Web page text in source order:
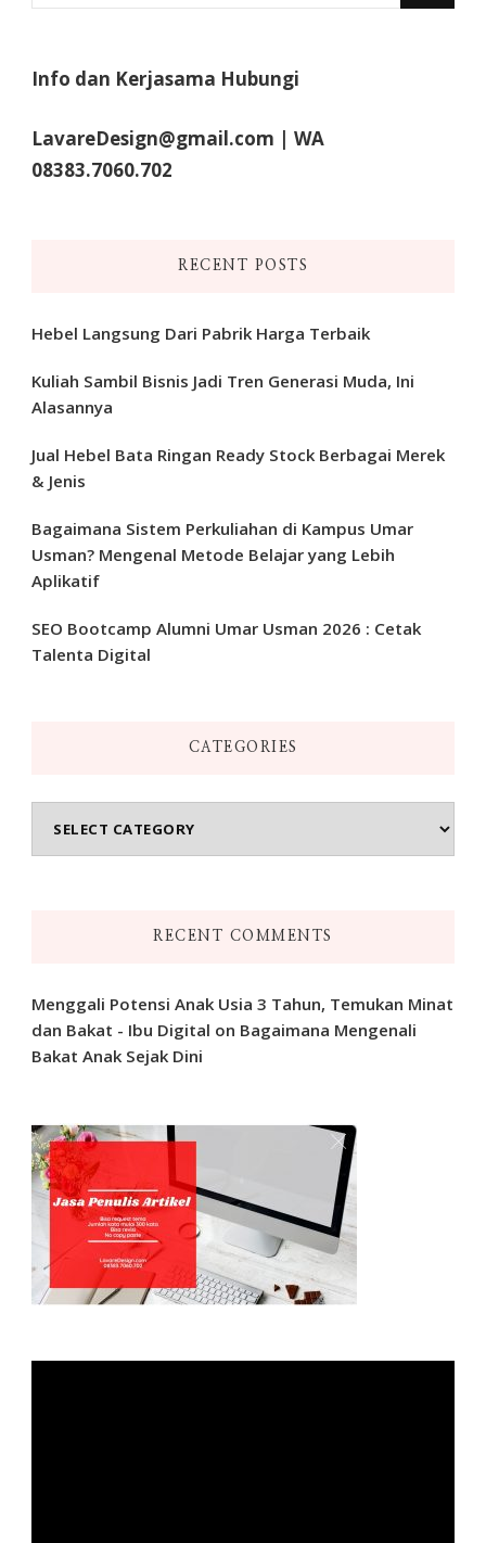
Info dan Kerjasama Hubungi
LavareDesign@gmail.com | WA
08383.7060.702
RECENT POSTS
Hebel Langsung Dari Pabrik Harga Terbaik
Kuliah Sambil Bisnis Jadi Tren Generasi Muda, Ini
Alasannya
Jual Hebel Bata Ringan Ready Stock Berbagai Merek
& Jenis
Bagaimana Sistem Perkuliahan di Kampus Umar
Usman? Mengenal Metode Belajar yang Lebih
Aplikatif
SEO Bootcamp Alumni Umar Usman 2026 : Cetak
Talenta Digital
CATEGORIES
RECENT COMMENTS
Menggali Potensi Anak Usia 3 Tahun, Temukan Minat
dan Bakat - Ibu Digital on Bagaimana Mengenali
Bakat Anak Sejak Dini